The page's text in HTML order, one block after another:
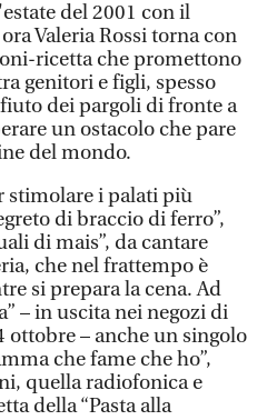
del 2001 con il
Valeria Rossi torna con
ricetta che promettono
genitori e figli, spesso
dei pargoli di fronte a
un ostacolo che pare
del mondo.
stimolare i palati più
di braccio di ferro”,
di mais”, da cantare
che nel frattempo è
si prepara la cena. Ad
– in uscita nei negozi di
ottobre – anche un singolo
che fame che ho”,
quella radiofonica e
della “Pasta alla